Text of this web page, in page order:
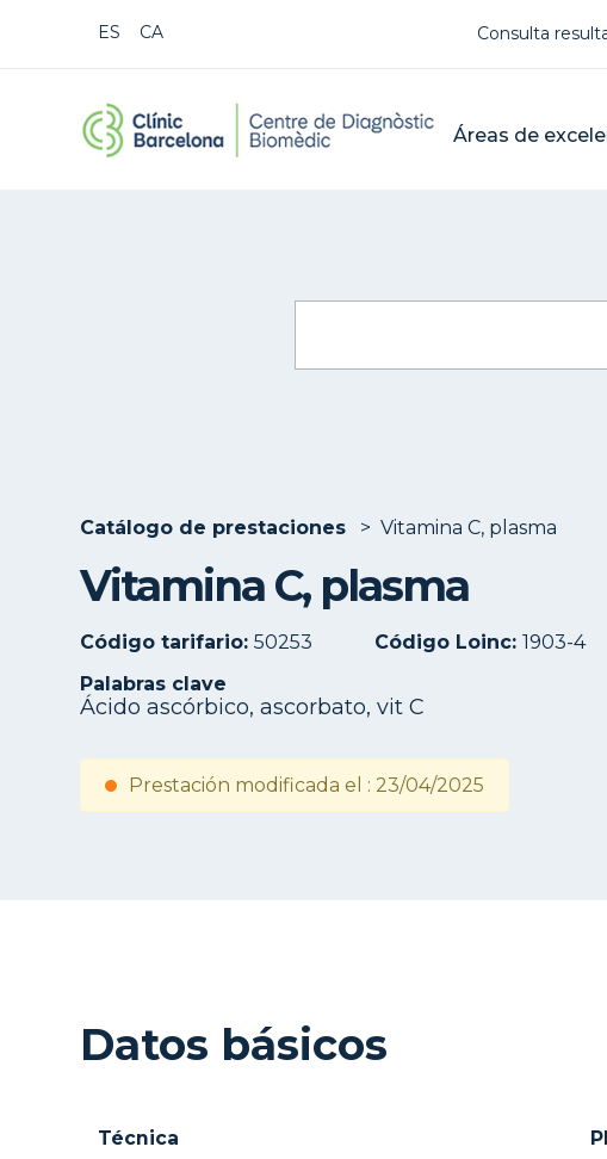
ESPAÑOL
CATALÀ User
Consulta
Main
Áreas de
Catálogo de prestaciones Vitamina C, plasma
Vitamina C, plasma
Código tarifario: 50253 Código Loinc: 1903-4
Palabras clave
Ácido ascórbico, ascorbato, vit C
Prestación modificada el : 23/04/2025
Datos básicos
Técnica